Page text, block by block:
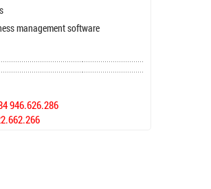
management software
946.626.286